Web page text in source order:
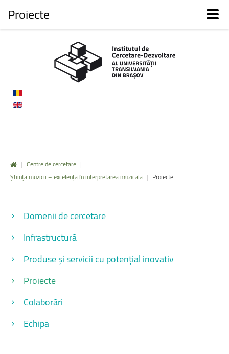
| Centre de cercetare |
Știința muzicii – excelență în interpretarea muzicală | Proiecte
Domenii de cercetare
Infrastructură
Produse și servicii cu potențial inovativ
Proiecte
Colaborări
Echipa
Proiecte